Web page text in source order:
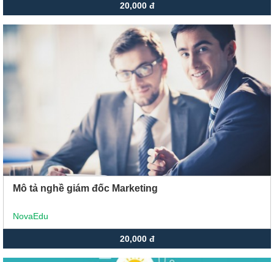
20,000 đ
Mô tả nghề giám đốc Marketing
NovaEdu
20,000 đ